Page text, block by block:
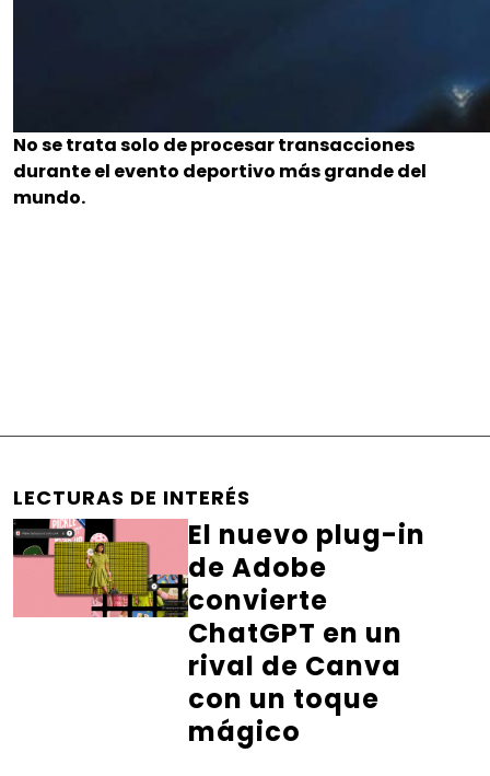
No se trata solo de procesar transacciones
durante el evento deportivo más grande del
mundo.
LECTURAS DE INTERÉS
El nuevo plug-in
de Adobe
convierte
ChatGPT en un
rival de Canva
con un toque
mágico